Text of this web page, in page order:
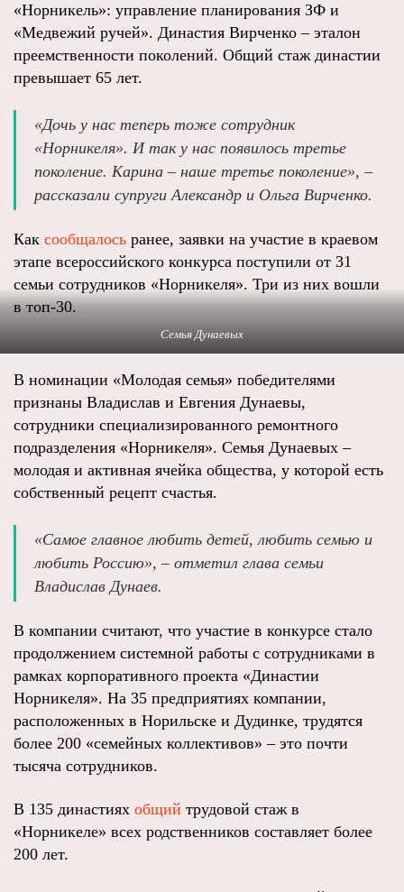
«Норникель»: управление планирования ЗФ и
«Медвежий ручей». Династия Вирченко – эталон
преемственности поколений. Общий стаж династии
превышает 65 лет.
«Дочь у нас теперь тоже сотрудник
«Норникеля». И так у нас появилось третье
поколение. Карина – наше третье поколение», –
рассказали супруги Александр и Ольга Вирченко.
Как сообщалось ранее, заявки на участие в краевом
этапе всероссийского конкурса поступили от 31
семьи сотрудников «Норникеля». Три из них вошли
в топ-30.
Семья Дунаевых
В номинации «Молодая семья» победителями
признаны Владислав и Евгения Дунаевы,
сотрудники специализированного ремонтного
подразделения «Норникеля». Семья Дунаевых –
молодая и активная ячейка общества, у которой есть
собственный рецепт счастья.
«Самое главное любить детей, любить семью и
любить Россию», – отметил глава семьи
Владислав Дунаев.
В компании считают, что участие в конкурсе стало
продолжением системной работы с сотрудниками в
рамках корпоративного проекта «Династии
Норникеля». На 35 предприятиях компании,
расположенных в Норильске и Дудинке, трудятся
более 200 «семейных коллективов» – это почти
тысяча сотрудников.
В 135 династиях общий трудовой стаж в
«Норникеле» всех родственников составляет более
200 лет.